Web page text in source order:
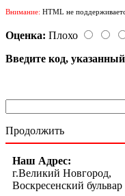
Внимание: HTML не
Оценка: Плохо
Введите код,
Продолжить
Наш Адрес:
г.Великий Новгород,
Воскресенский бульвар